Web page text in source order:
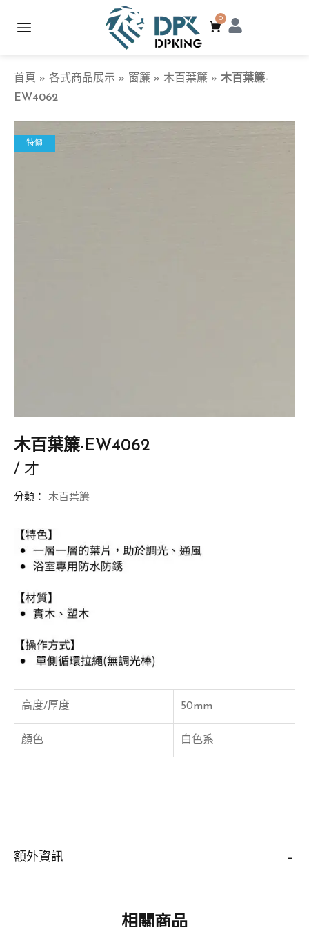
0
首頁 » 各式商品展示 » 窗簾 » 木百葉簾 » 木百葉簾-
EW4062
特價
木百葉簾-EW4062
/ 才
分類： 木百葉簾
高度/厚度 50mm
顏色 白色系
額外資訊
相關商品